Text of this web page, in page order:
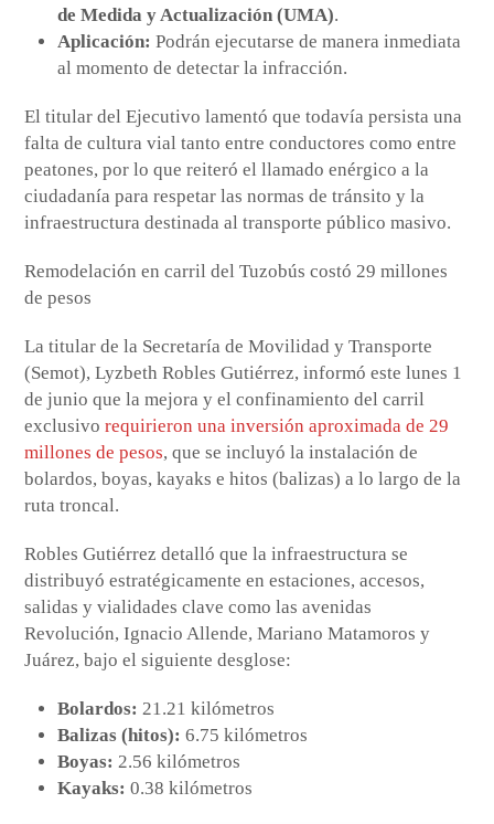
de Medida y Actualización (UMA).
Aplicación: Podrán ejecutarse de manera inmediata
al momento de detectar la infracción.
El titular del Ejecutivo lamentó que todavía persista una
falta de cultura vial tanto entre conductores como entre
peatones, por lo que reiteró el llamado enérgico a la
ciudadanía para respetar las normas de tránsito y la
infraestructura destinada al transporte público masivo.
Remodelación en carril del Tuzobús costó 29 millones
de pesos
La titular de la Secretaría de Movilidad y Transporte
(Semot), Lyzbeth Robles Gutiérrez, informó este lunes 1
de junio que la mejora y el confinamiento del carril
exclusivorequirieron una inversión aproximada de 29
millones de pesos, que se incluyó la instalación de
bolardos, boyas, kayaks e hitos (balizas) a lo largo de la
ruta troncal.
Robles Gutiérrez detalló que la infraestructura se
distribuyó estratégicamente en estaciones, accesos,
salidas y vialidades clave como las avenidas
Revolución, Ignacio Allende, Mariano Matamoros y
Juárez, bajo el siguiente desglose:
Bolardos: 21.21 kilómetros
Balizas (hitos): 6.75 kilómetros
Boyas: 2.56 kilómetros
Kayaks: 0.38 kilómetros